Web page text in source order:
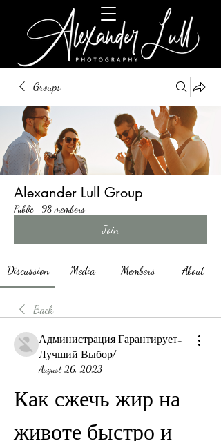
Groups
Alexander Lull Group
Public · 98 members
Join
Discussion Media Members About
Back
Администрация Гарантирует-
Лучший Выбор!
August 26, 2023
Как сжечь жир на
животе быстро и